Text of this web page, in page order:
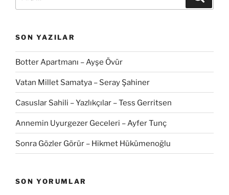
SON YAZILAR
Botter Apartmanı – Ayşe Övür
Vatan Millet Samatya – Seray Şahiner
Casuslar Sahili – Yazlıkçılar – Tess Gerritsen
Annemin Uyurgezer Geceleri – Ayfer Tunç
Sonra Gözler Görür – Hikmet Hükümenoğlu
SON YORUMLAR